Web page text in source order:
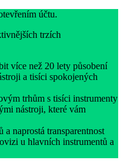
účtu.
trzích
více než 20 lety působení
a tisíci spokojených
trhům s tisíci instrumenty
nástroji, které vám
naprostá transparentnost
u hlavních instrumentů a